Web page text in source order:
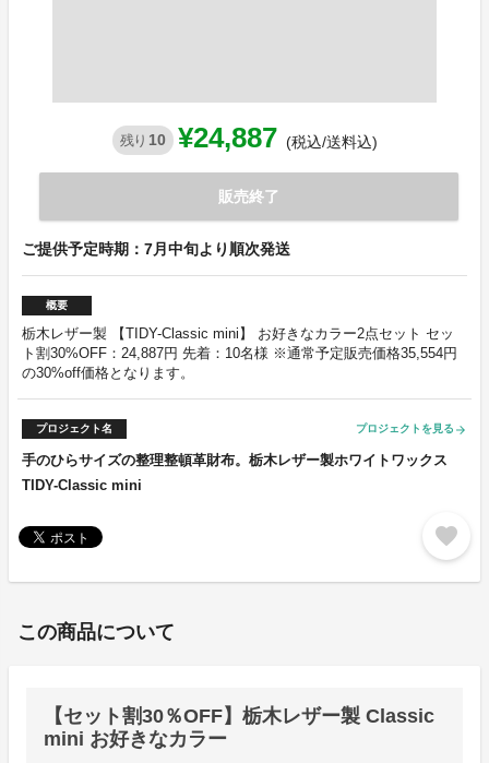
残り 10 ¥24,887 (税込/送料込)
販売終了
ご提供予定時期：7月中旬より順次発送
概要
栃木レザー製 【TIDY-Classic mini】 お好きなカラー2点セット セッ
ト割30%OFF：24,887円 先着：10名様 ※通常予定販売価格35,554円
の30%off価格となります。
プロジェクト名 プロジェクトを見る arrow_forward
手のひらサイズの整理整頓革財布。栃木レザー製ホワイトワックス
TIDY-Classic mini
favorite
この商品について
【セット割30％OFF】栃木レザー製 Classic
mini お好きなカラー